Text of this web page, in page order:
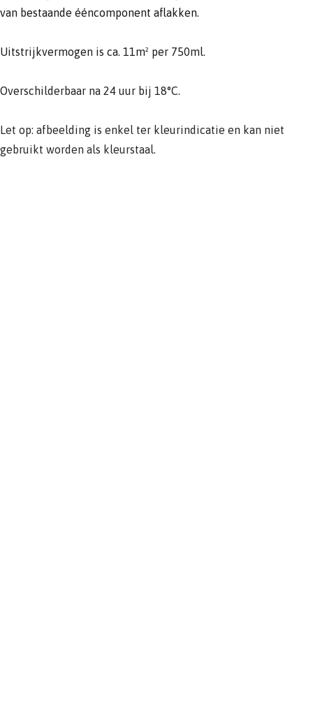
van bestaande ééncomponent aflakken.
Uitstrijkvermogen is ca. 11m² per 750ml.
Overschilderbaar na 24 uur bij 18°C.
Let op: afbeelding is enkel ter kleurindicatie en kan niet
gebruikt worden als kleurstaal.